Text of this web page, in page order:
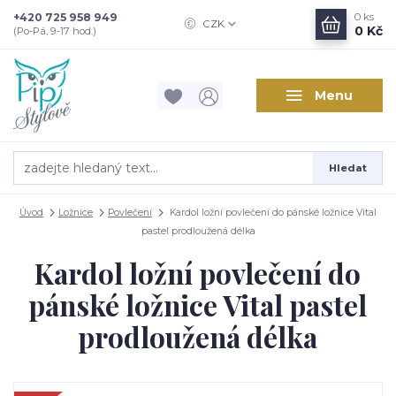
Menu
CZK
Hledat
+420 725 958 949
(Po-Pá, 9-17 hod.)
0 ks
0 Kč
Úvod Ložnice Povlečení
Kardol ložní povlečení do pánské ložnice Vital
pastel prodloužená délka
Kardol ložní povlečení do
pánské ložnice Vital pastel
prodloužená délka